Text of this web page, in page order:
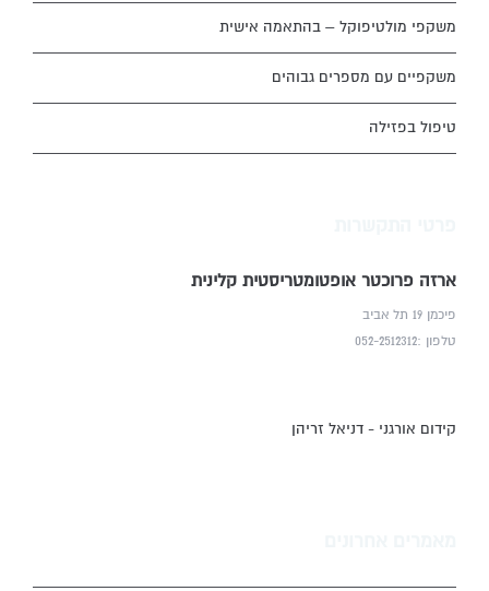
משקפי מולטיפוקל – בהתאמה אישית
משקפיים עם מספרים גבוהים
טיפול בפזילה
ארזה פרוכטר אופטומטריסטית קלינית
פיכמן 19 תל אביב
טלפון :052-2512312
קידום אורגני - דניאל זריהן